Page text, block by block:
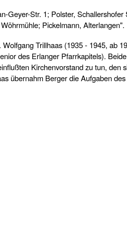
Geyer-Str. 1; Polster,
Pickelmann, Alterlangen".
Trillhaas (1935 - 1945, ab
des Erlanger Pfarrkapitels).
Kirchenvorstand zu tun, den
übernahm Berger die Aufgaben